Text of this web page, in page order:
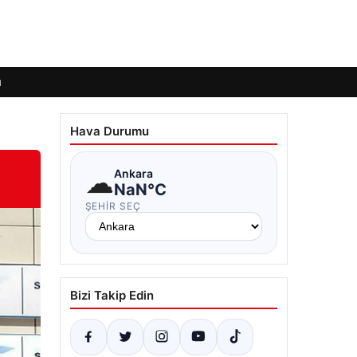
Hava Durumu
☁Ankara
NaN°C
ŞEHIR SEÇ
Bizi Takip Edin